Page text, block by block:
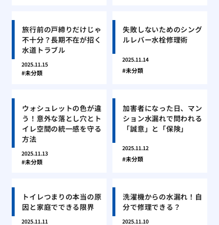
旅行前の戸締りだけじゃ
不十分？長期不在が招く
水道トラブル
2025.11.15
未分類
失敗しないためのシング
ルレバー水栓修理術
2025.11.14
未分類
ウォシュレットの色が違
う！意外な落とし穴とト
イレ空間の統一感を守る
方法
2025.11.13
未分類
加害者になった日、マン
ション水漏れで問われる
「誠意」と「保険」
2025.11.12
未分類
トイレつまりの本当の原
因と家庭でできる限界
2025.11.11
洗濯機からの水漏れ！自
分で修理できる？
2025.11.10